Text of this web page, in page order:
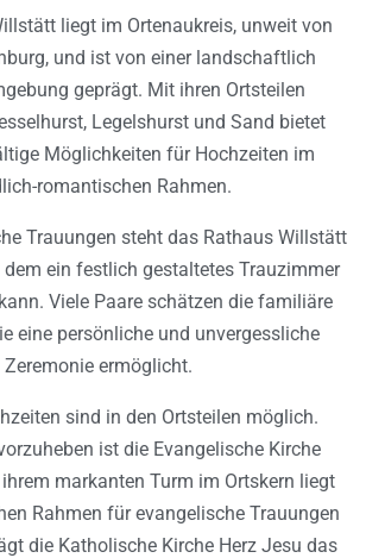
liegt im Ortenaukreis, unweit von
und ist von einer landschaftlich
geprägt. Mit ihren Ortsteilen
Legelshurst und Sand bietet
Möglichkeiten für Hochzeiten im
romantischen Rahmen.
Trauungen steht das Rathaus Willstätt
ein festlich gestaltetes Trauzimmer
Viele Paare schätzen die familiäre
eine persönliche und unvergessliche
Zeremonie ermöglicht.
sind in den Ortsteilen möglich.
ist die Evangelische Kirche
markanten Turm im Ortskern liegt
Rahmen für evangelische Trauungen
die Katholische Kirche Herz Jesu das